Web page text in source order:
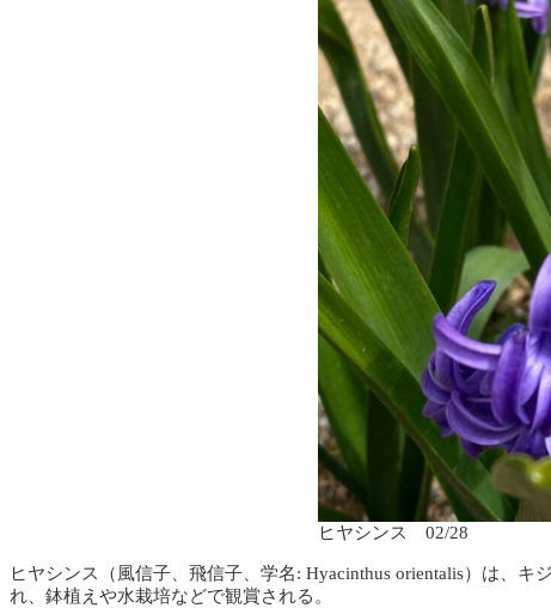
ヒヤシンス 02/28
ヒヤシンス（風信子、飛信子、学名: Hyacinthus orientalis）は、
れ、鉢植えや水栽培などで観賞される。